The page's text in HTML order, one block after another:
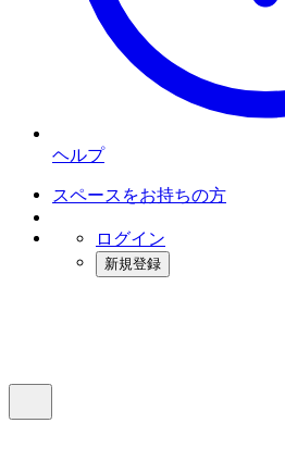
ヘルプ
スペースをお持ちの方
ログイン
新規登録